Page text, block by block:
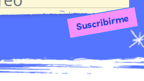
Suscribirme